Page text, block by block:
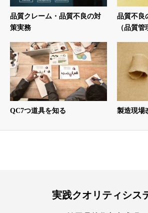
品質クレーム・品質不良の対
策実務
品質不良
（品質管
QC7つ道具を知る 製造現場
実践クオリティシス